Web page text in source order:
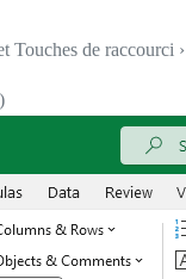
Touches de raccourci ›